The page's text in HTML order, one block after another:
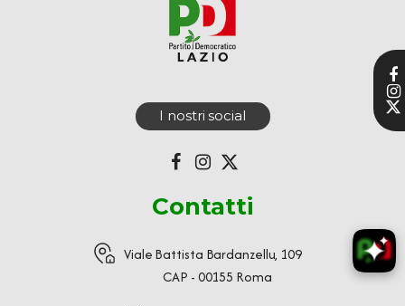
I nostri social
Contatti
Viale Battista Bardanzellu, 109
CAP - 00155 Roma